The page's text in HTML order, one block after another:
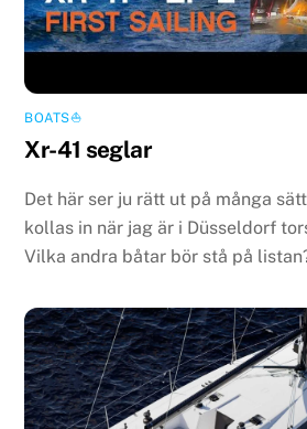
BOATS⛵️
Xr-41 seglar
Det här ser ju rätt ut på många
kollas in när jag är i Düsseldorf
Vilka andra båtar bör stå på